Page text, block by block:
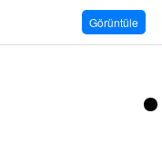
Görüntüle